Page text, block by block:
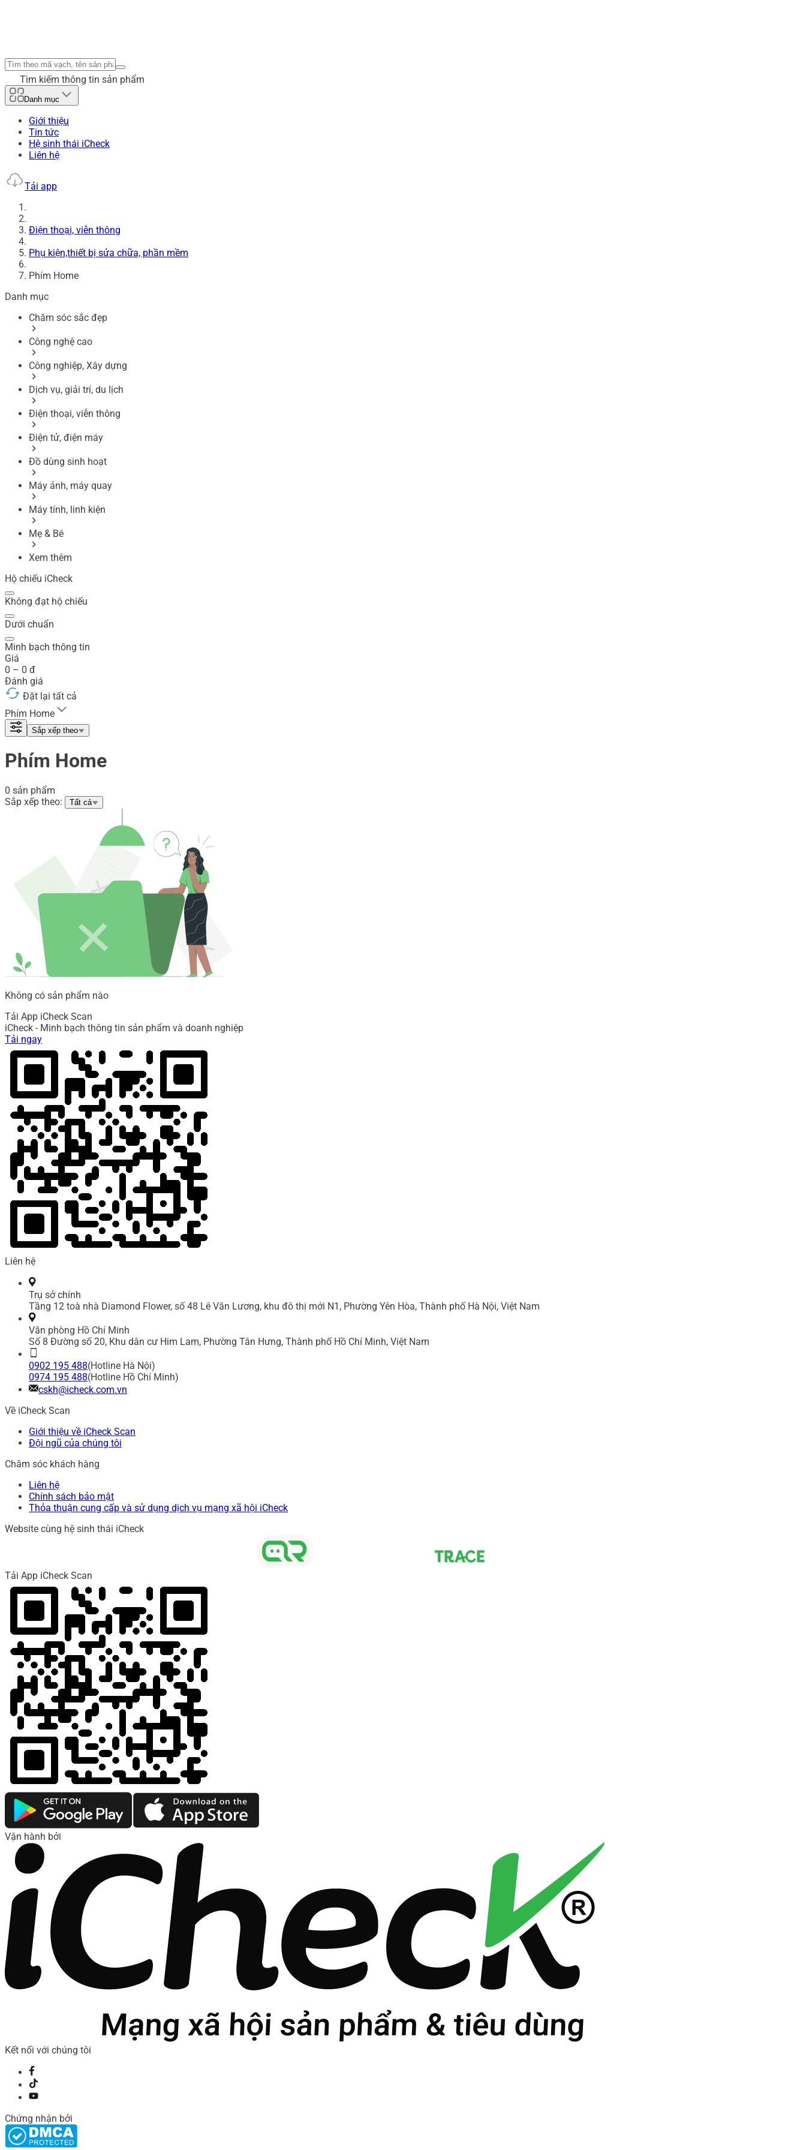
Tìm kiếm thông tin sản phẩm
Danh mục
Giới thiệu
Tin tức
Hệ sinh thái iCheck
Liên hệ
Tải app
Điện thoại, viễn thông
Phụ kiện,thiết bị sửa chữa, phần mềm
Phím Home
Danh mục
Chăm sóc sắc đẹp
Công nghệ cao
Công nghiệp, Xây dựng
Dịch vụ, giải trí, du lịch
Điện thoại, viễn thông
Điện tử, điện máy
Đồ dùng sinh hoạt
Máy ảnh, máy quay
Máy tính, linh kiện
Mẹ & Bé
Xem thêm
Hộ chiếu iCheck
Không đạt hộ chiếu
Dưới chuẩn
Minh bạch thông tin
Giá
0 – 0 đ
Đánh giá
Đặt lại tất cả
Phím Home
Sắp xếp theo
Phím Home
0 sản phẩm
Sắp xếp theo:
Tất cả
Không có sản phẩm nào
Tải App iCheck Scan
iCheck - Minh bạch thông tin sản phẩm và doanh nghiệp
Tải ngay
Liên hệ
Trụ sở chính
Tầng 12 toà nhà Diamond Flower, số 48 Lê Văn Lương, khu đô thị mới N1, Phường Yên Hòa, Thành phố Hà Nội, Việt Nam
Văn phòng Hồ Chí Minh
Số 8 Đường số 20, Khu dân cư Him Lam, Phường Tân Hưng, Thành phố Hồ Chí Minh, Việt Nam
0902 195 488(Hotline Hà Nội)
0974 195 488(Hotline Hồ Chí Minh)
cskh@icheck.com.vn
Về iCheck Scan
Giới thiệu về iCheck Scan
Đội ngũ của chúng tôi
Chăm sóc khách hàng
Liên hệ
Chính sách bảo mật
Thỏa thuận cung cấp và sử dụng dịch vụ mạng xã hội iCheck
Website cùng hệ sinh thái iCheck
Tải App iCheck Scan
Vận hành bởi
Kết nối với chúng tôi
Chứng nhận bởi